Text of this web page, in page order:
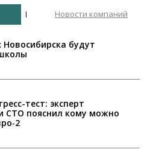
Новости компаний
будут
тест: эксперт
СТО пояснил кому можно